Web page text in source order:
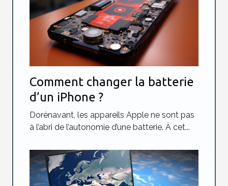
Comment changer la batterie
d’un iPhone ?
Dorénavant, les appareils Apple ne sont pas
à l’abri de l’autonomie d’une batterie. À cet...